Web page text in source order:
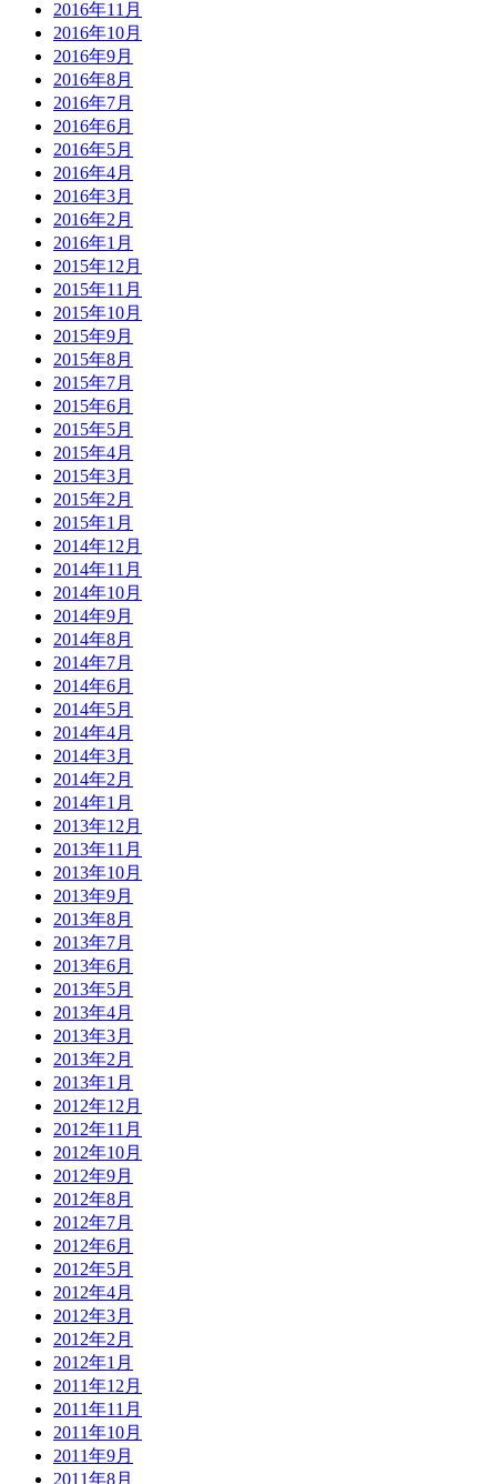
2016年11月
2016年10月
2016年9月
2016年8月
2016年7月
2016年6月
2016年5月
2016年4月
2016年3月
2016年2月
2016年1月
2015年12月
2015年11月
2015年10月
2015年9月
2015年8月
2015年7月
2015年6月
2015年5月
2015年4月
2015年3月
2015年2月
2015年1月
2014年12月
2014年11月
2014年10月
2014年9月
2014年8月
2014年7月
2014年6月
2014年5月
2014年4月
2014年3月
2014年2月
2014年1月
2013年12月
2013年11月
2013年10月
2013年9月
2013年8月
2013年7月
2013年6月
2013年5月
2013年4月
2013年3月
2013年2月
2013年1月
2012年12月
2012年11月
2012年10月
2012年9月
2012年8月
2012年7月
2012年6月
2012年5月
2012年4月
2012年3月
2012年2月
2012年1月
2011年12月
2011年11月
2011年10月
2011年9月
2011年8月